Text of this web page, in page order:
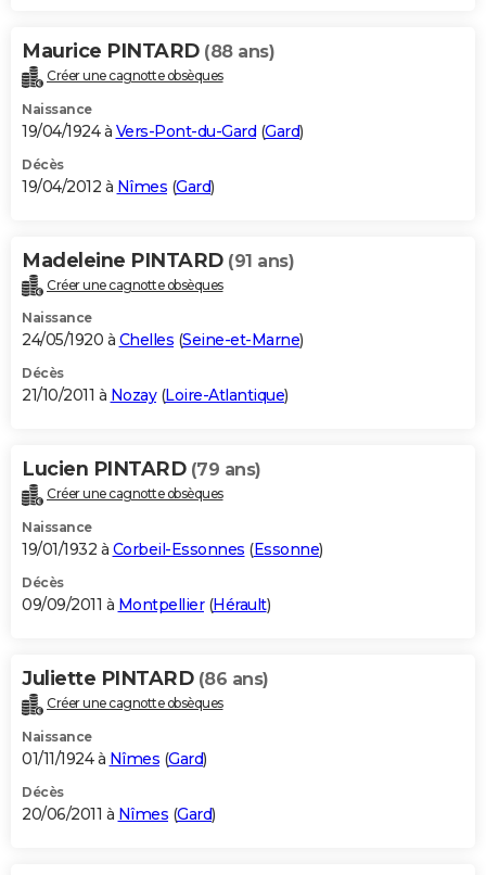
Maurice PINTARD (88 ans)
Créer une cagnotte obsèques
Naissance
19/04/1924 à Vers-Pont-du-Gard (Gard)
Décès
19/04/2012 à Nîmes (Gard)
Madeleine PINTARD (91 ans)
Créer une cagnotte obsèques
Naissance
24/05/1920 à Chelles (Seine-et-Marne)
Décès
21/10/2011 à Nozay(Loire-Atlantique)
Lucien PINTARD (79 ans)
Créer une cagnotte obsèques
Naissance
19/01/1932 à Corbeil-Essonnes (Essonne)
Décès
09/09/2011 à Montpellier(Hérault)
Juliette PINTARD (86 ans)
Créer une cagnotte obsèques
Naissance
01/11/1924 à Nîmes (Gard)
Décès
20/06/2011 à Nîmes (Gard)